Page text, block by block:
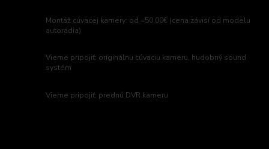
Montáž cúvacej kamery: od =50,00€ (cena závisí od modelu
autorádia)
Vieme pripojiť: originálnu cúvaciu kameru, hudobný sound
systém
Vieme pripojiť: prednú DVR kameru